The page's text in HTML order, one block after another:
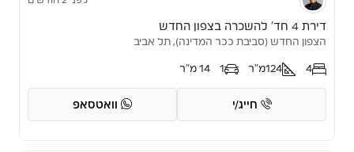
דירת 4 חד’ להשכרה בצפון החדש
הצפון החדש (סביבת ככר המדינה), תל אביב
4
124מ"ר 1 14 מ"ר
חייג/י וואטסאפ